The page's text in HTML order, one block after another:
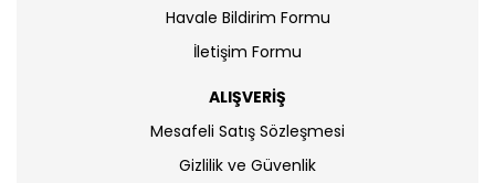
Havale Bildirim Formu
İletişim Formu
ALIŞVERİŞ
Mesafeli Satış Sözleşmesi
Gizlilik ve Güvenlik